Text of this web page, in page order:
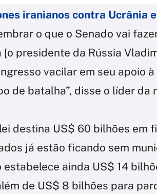
iranianos contra Ucrânia
o que o Senado vai
[o presidente da Rússia
vacilar em seu apoio
de batalha”, disse o líder da
destina US$ 60 bilhões em
já estão ficando sem
ainda US$ 14
de US$ 8 bilhões para